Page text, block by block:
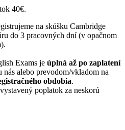
40€.
na skúšku Cambridge
do 3 pracovných dní (v opačnom
Exams je úplná až po zaplatení
nás alebo prevodom/vkladom na
obdobia.
poplatok za neskorú